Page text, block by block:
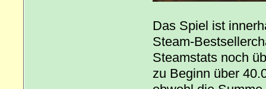
Das Spiel ist
Steam-
Steamstats noch
zu Beginn über